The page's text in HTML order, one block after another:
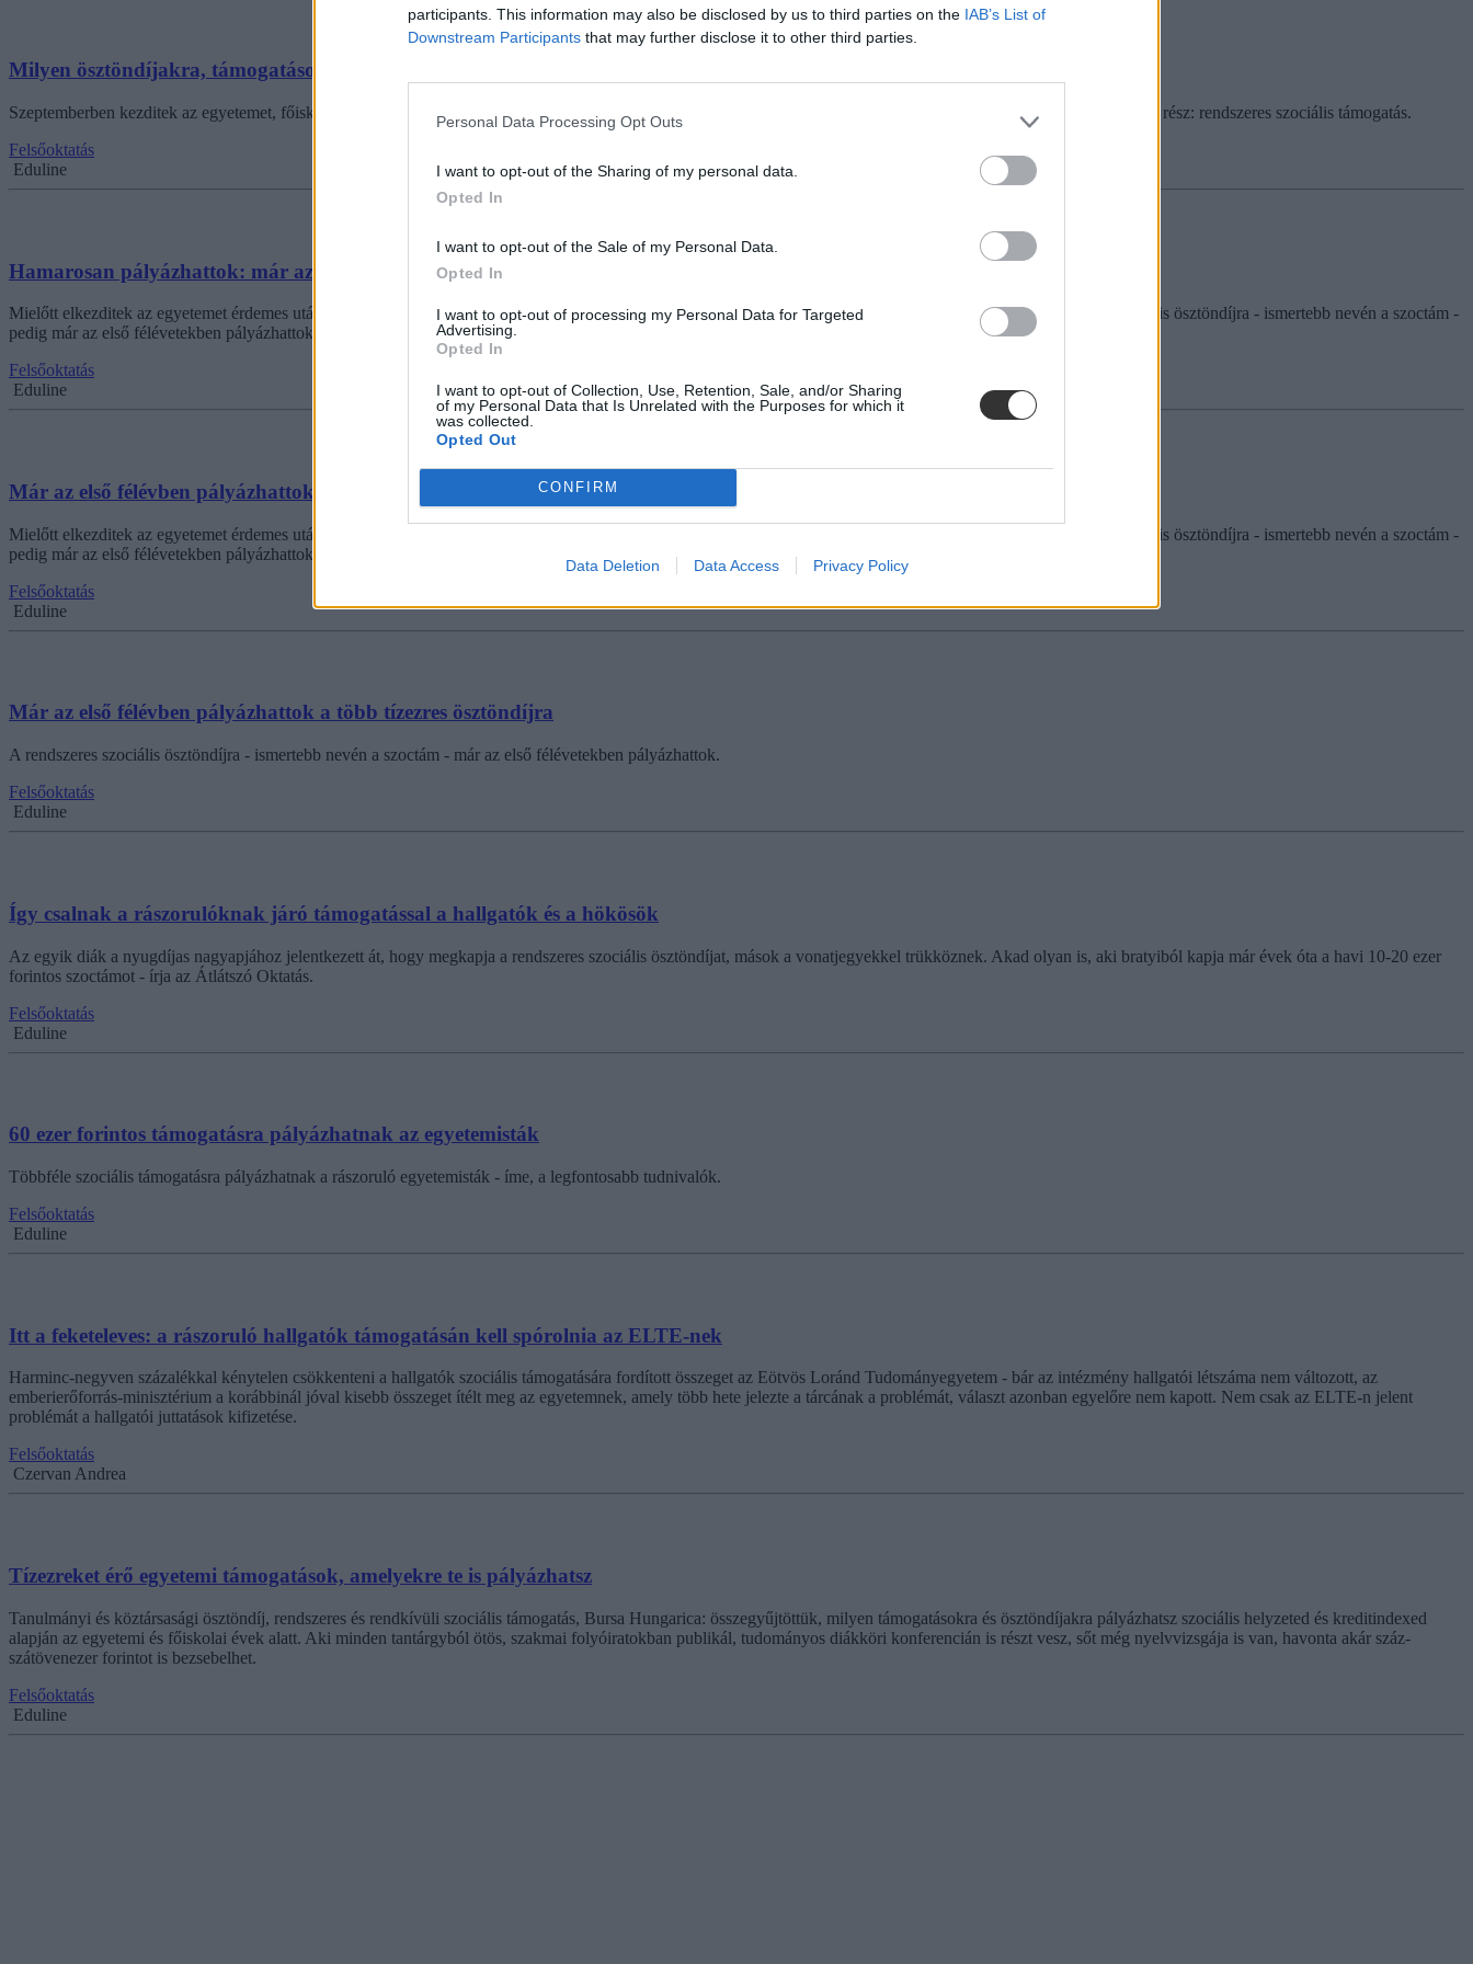
participants. This information may also be disclosed by us to third parties on the IAB’s List of
Downstream Participants that may further disclose it to other third parties.
Personal Data Processing Opt Outs
I want to opt-out of the Sharing of my personal data.
Opted In
I want to opt-out of the Sale of my Personal Data.
Opted In
I want to opt-out of processing my Personal Data for Targeted
Advertising.
Opted In
I want to opt-out of Collection, Use, Retention, Sale, and/or Sharing
of my Personal Data that Is Unrelated with the Purposes for which it
was collected.
Opted Out
CONFIRM
Data Deletion Data Access Privacy Policy
Milyen ösztöndíjakra, támogatásokra pályázhattok hallgatóként? 1. rész: szociális támogatás
Szeptemberben kezditek az egyetemet, főiskolát, de nem tudjátok, milyen támogatásokra és ösztöndíjakra pályázhattok? Cikksorozatunkban ezeket vesszük sorra. Első rész: rendszeres szociális támogatás.
Felsőoktatás
Eduline
Hamarosan pályázhattok: már az első félévben több tízezres ösztöndíjat kaphattok
Mielőtt elkezditek az egyetemet érdemes utánajárnotok pár dolognak, ami megkönnyítheti az egyetemi éveiteket. Ilyenek például az ösztöndíjak is, a rendszeres szociális ösztöndíjra - ismertebb nevén a szoctám -
pedig már az első félévetekben pályázhattok.
Felsőoktatás
Eduline
Már az első félévben pályázhattok a több tízezres ösztöndíjra
Mielőtt elkezditek az egyetemet érdemes utánajárnotok pár dolognak, ami megkönnyítheti az egyetemi éveiteket. Ilyenek például az ösztöndíjak is, a rendszeres szociális ösztöndíjra - ismertebb nevén a szoctám -
pedig már az első félévetekben pályázhattok.
Felsőoktatás
Eduline
Már az első félévben pályázhattok a több tízezres ösztöndíjra
A rendszeres szociális ösztöndíjra - ismertebb nevén a szoctám - már az első félévetekben pályázhattok.
Felsőoktatás
Eduline
Így csalnak a rászorulóknak járó támogatással a hallgatók és a hökösök
Az egyik diák a nyugdíjas nagyapjához jelentkezett át, hogy megkapja a rendszeres szociális ösztöndíjat, mások a vonatjegyekkel trükköznek. Akad olyan is, aki bratyiból kapja már évek óta a havi 10-20 ezer
forintos szoctámot - írja az Átlátszó Oktatás.
Felsőoktatás
Eduline
60 ezer forintos támogatásra pályázhatnak az egyetemisták
Többféle szociális támogatásra pályázhatnak a rászoruló egyetemisták - íme, a legfontosabb tudnivalók.
Felsőoktatás
Eduline
Itt a feketeleves: a rászoruló hallgatók támogatásán kell spórolnia az ELTE-nek
Harminc-negyven százalékkal kénytelen csökkenteni a hallgatók szociális támogatására fordított összeget az Eötvös Loránd Tudományegyetem - bár az intézmény hallgatói létszáma nem változott, az
emberierőforrás-minisztérium a korábbinál jóval kisebb összeget ítélt meg az egyetemnek, amely több hete jelezte a tárcának a problémát, választ azonban egyelőre nem kapott. Nem csak az ELTE-n jelent
problémát a hallgatói juttatások kifizetése.
Felsőoktatás
Czervan Andrea
Tízezreket érő egyetemi támogatások, amelyekre te is pályázhatsz
Tanulmányi és köztársasági ösztöndíj, rendszeres és rendkívüli szociális támogatás, Bursa Hungarica: összegyűjtöttük, milyen támogatásokra és ösztöndíjakra pályázhatsz szociális helyzeted és kreditindexed
alapján az egyetemi és főiskolai évek alatt. Aki minden tantárgyból ötös, szakmai folyóiratokban publikál, tudományos diákköri konferencián is részt vesz, sőt még nyelvvizsgája is van, havonta akár száz-
szátövenezer forintot is bezsebelhet.
Felsőoktatás
Eduline